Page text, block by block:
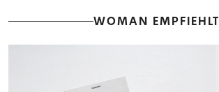
WOMAN EMPFIEHLT